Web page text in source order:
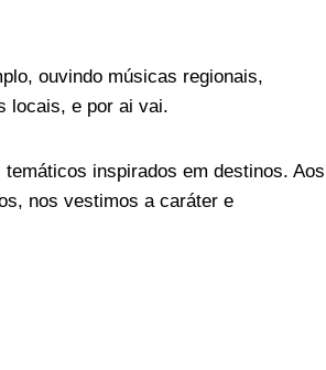
ouvindo músicas regionais,
locais, e por ai vai.
inspirados em destinos. Aos
nos vestimos a caráter e